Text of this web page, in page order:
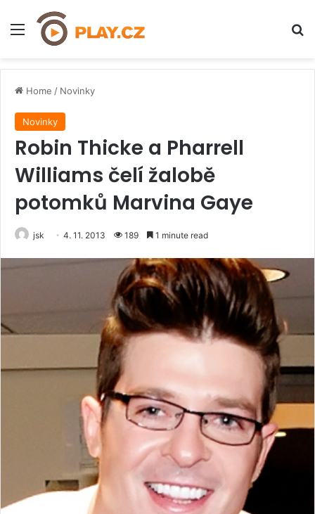
Menu
Home / Novinky
Novinky
Robin Thicke a Pharrell
Williams čelí žalobě
potomků Marvina Gaye
jsk 4. 11. 2013 189 1 minute read